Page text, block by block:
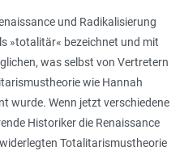
und Radikalisierung
»totalitär« bezeichnet und mit
was selbst von Vertretern
wie Hannah
wurde. Wenn jetzt verschiedene
Historiker die Renaissance
Totalitarismustheorie